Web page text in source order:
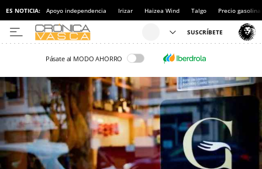
ES NOTICIA: Apoyo independencia Irizar Haizea Wind Talgo Precio gasolina
Pásate al MODO AHORRO